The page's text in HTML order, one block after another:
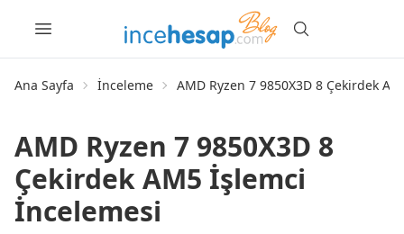
Ana Sayfa İnceleme AMD Ryzen 7 9850X3D 8 Çekirdek
AMD Ryzen 7 9850X3D 8
Çekirdek AM5 İşlemci
İncelemesi